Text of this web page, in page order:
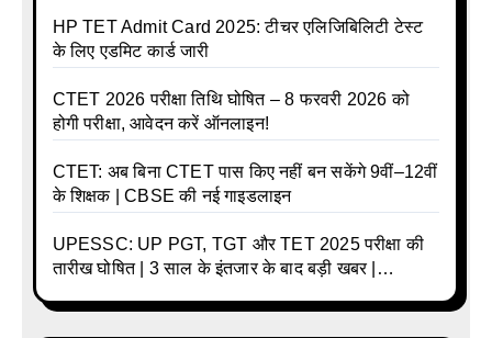
HP TET Admit Card 2025: टीचर एलिजिबिलिटी टेस्ट
के लिए एडमिट कार्ड जारी
CTET 2026 परीक्षा तिथि घोषित – 8 फरवरी 2026 को
होगी परीक्षा, आवेदन करें ऑनलाइन!
CTET: अब बिना CTET पास किए नहीं बन सकेंगे 9वीं–12वीं
के शिक्षक | CBSE की नई गाइडलाइन
UPESSC: UP PGT, TGT और TET 2025 परीक्षा की
तारीख घोषित | 3 साल के इंतजार के बाद बड़ी खबर |